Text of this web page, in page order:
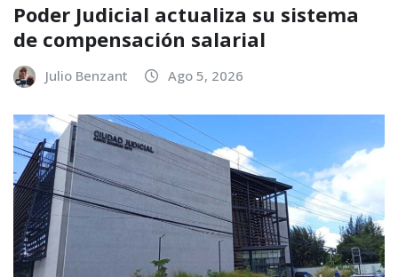
Poder Judicial actualiza su sistema
de compensación salarial
Julio Benzant Ago 5, 2026